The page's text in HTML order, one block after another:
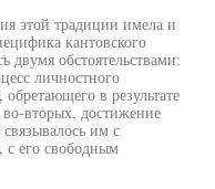
этой традиции имела и
кантовского
двумя обстоятельствами:
личностного
в результате
во-вторых, достижение
им с
с его свободным